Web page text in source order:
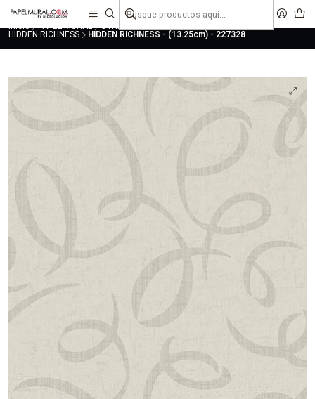
liquidaciones
Inicio PAPEL MURAL OTRAS COLECCIONES
HIDDEN RICHNESS
HIDDEN RICHNESS - (13.25cm) - 227328